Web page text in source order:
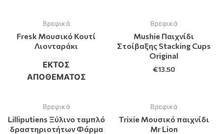
Βρεφικά
Fresk Μουσικό Κουτί
Λιονταράκι
Βρεφικά
Mushie Παιχνίδι
Στοίβαξης Stacking Cups
Original
€13.50
ΕΚΤΌΣ
ΑΠΟΘΈΜΑΤΟΣ
Βρεφικά
Lilliputiens Ξύλινο ταμπλό
δραστηριοτήτων Φάρμα
Βρεφικά
Trixie Μουσικό παιχνίδι
Mr Lion